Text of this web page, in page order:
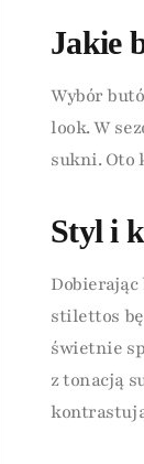
Jakie
Wybór
look. W
sukni. Oto
Styl i
stilettos
świetnie
z tonacją